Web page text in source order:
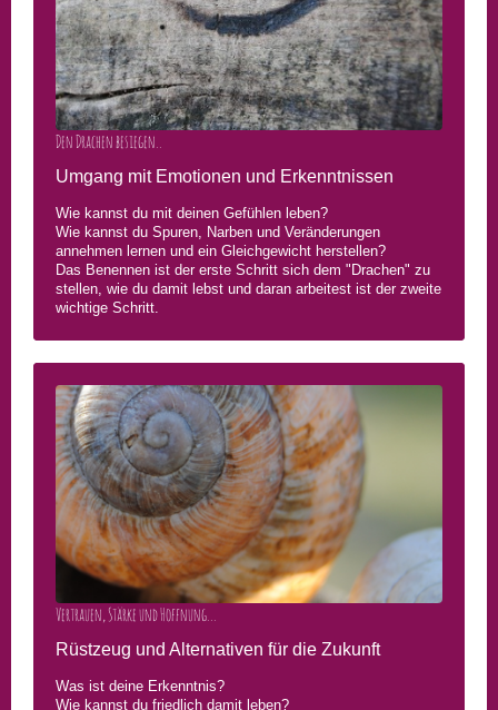
Den Drachen besiegen..
Umgang mit Emotionen und Erkenntnissen
Wie kannst du mit deinen Gefühlen leben?
Wie kannst du Spuren, Narben und Veränderungen
annehmen lernen und ein Gleichgewicht herstellen?
Das Benennen ist der erste Schritt sich dem "Drachen" zu
stellen, wie du damit lebst und daran arbeitest ist der zweite
wichtige Schritt.
Vertrauen, Stärke und Hoffnung...
Rüstzeug und Alternativen für die Zukunft
Was ist deine Erkenntnis?
Wie kannst du friedlich damit leben?